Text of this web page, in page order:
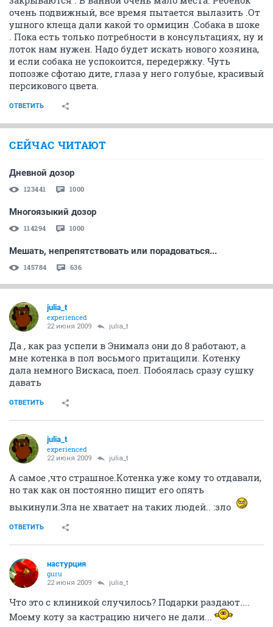
очень подвижный, все время пытается вылазить .От
ушного клеща дали какой то ормицин .Собака в шоке
. Пока есть только потребности в консультациях, ну и
лоток нам нужен. Надо будет искать нового хозяина,
и если собака не успокоится, передержку. Чуть
попозже сфотаю дите, глаза у него голубые, красивый
персикового цвета.
ОТВЕТИТЬ
СЕЙЧАС ЧИТАЮТ
Дневной дозор
123441 1000
Многоязыкий дозор
114294 1000
Мешать, непрепятствовать или порадоваться...
145784 636
julia_t
experienced
22 июня 2009 julia_t
Да , как раз успели в Энималз они до 8 работают, а
мне котенка в пол восьмого притащили. Котенку
дала немного Вискаса, поел. Побоялась сразу сушку
давать
ОТВЕТИТЬ
julia_t
experienced
22 июня 2009 julia_t
А самое ,что страшное.Котенка уже кому то отдавали,
но так как он постоянно пищит его опять
выкинули.Зла не хватает на таких людей.. :зло
ОТВЕТИТЬ
настурция
guru
22 июня 2009 julia_t
Что это с клиникой случилось? Подарки раздают....
Моему коту за кастрацию ничего не дали...